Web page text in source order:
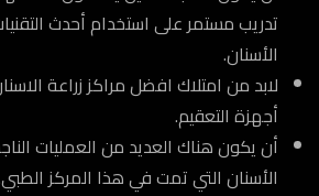
تدريب مستمر على استخدام أحدث
الأسنان.
لابد من امتلاك افضل مراكز زراعة
أجهزة التعقيم.
أن يكون هناك العديد من العمليات
الأسنان التي تمت في هذا المركز